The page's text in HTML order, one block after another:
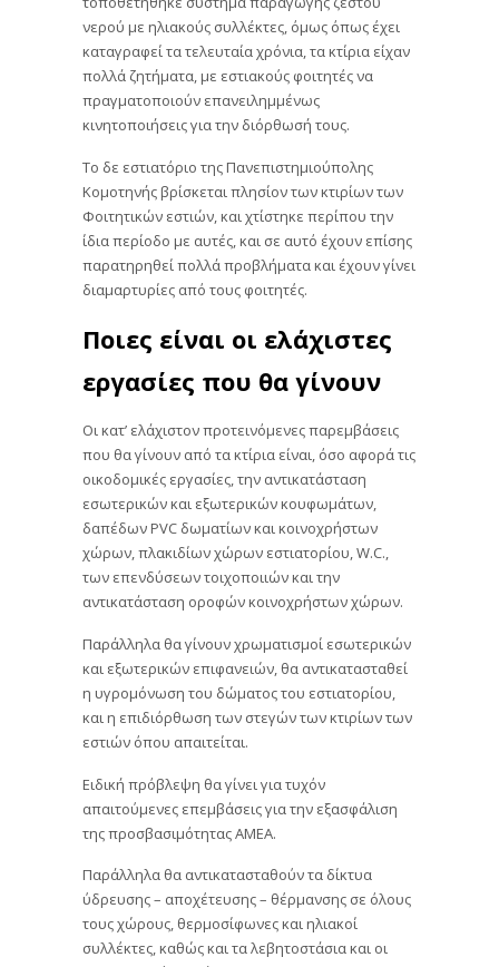
νερού με ηλιακούς συλλέκτες, όμως όπως έχει
καταγραφεί τα τελευταία χρόνια, τα κτίρια είχαν
πολλά ζητήματα, με εστιακούς φοιτητές να
πραγματοποιούν επανειλημμένως
κινητοποιήσεις για την διόρθωσή τους.
Το δε εστιατόριο της Πανεπιστημιούπολης
Κομοτηνής βρίσκεται πλησίον των κτιρίων των
Φοιτητικών εστιών, και χτίστηκε περίπου την
ίδια περίοδο με αυτές, και σε αυτό έχουν επίσης
παρατηρηθεί πολλά προβλήματα και έχουν γίνει
διαμαρτυρίες από τους φοιτητές.
Ποιες είναι οι ελάχιστες
εργασίες που θα γίνουν
Οι κατ’ ελάχιστον προτεινόμενες παρεμβάσεις
που θα γίνουν από τα κτίρια είναι, όσο αφορά τις
οικοδομικές εργασίες, την αντικατάσταση
εσωτερικών και εξωτερικών κουφωμάτων,
δαπέδων PVC δωματίων και κοινοχρήστων
χώρων, πλακιδίων χώρων εστιατορίου, W.C.,
των επενδύσεων τοιχοποιιών και την
αντικατάσταση οροφών κοινοχρήστων χώρων.
Παράλληλα θα γίνουν χρωματισμοί εσωτερικών
και εξωτερικών επιφανειών, θα αντικατασταθεί
η υγρομόνωση του δώματος του εστιατορίου,
και η επιδιόρθωση των στεγών των κτιρίων των
εστιών όπου απαιτείται.
Ειδική πρόβλεψη θα γίνει για τυχόν
απαιτούμενες επεμβάσεις για την εξασφάλιση
της προσβασιμότητας ΑΜΕΑ.
Παράλληλα θα αντικατασταθούν τα δίκτυα
ύδρευσης – αποχέτευσης – θέρμανσης σε όλους
τους χώρους, θερμοσίφωνες και ηλιακοί
συλλέκτες, καθώς και τα λεβητοστάσια και οι